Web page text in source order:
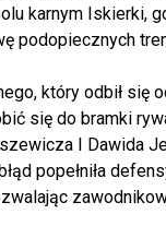
karnym Iskierki,
podopiecznych
który odbił się
się do bramki
I Dawida
popełniła